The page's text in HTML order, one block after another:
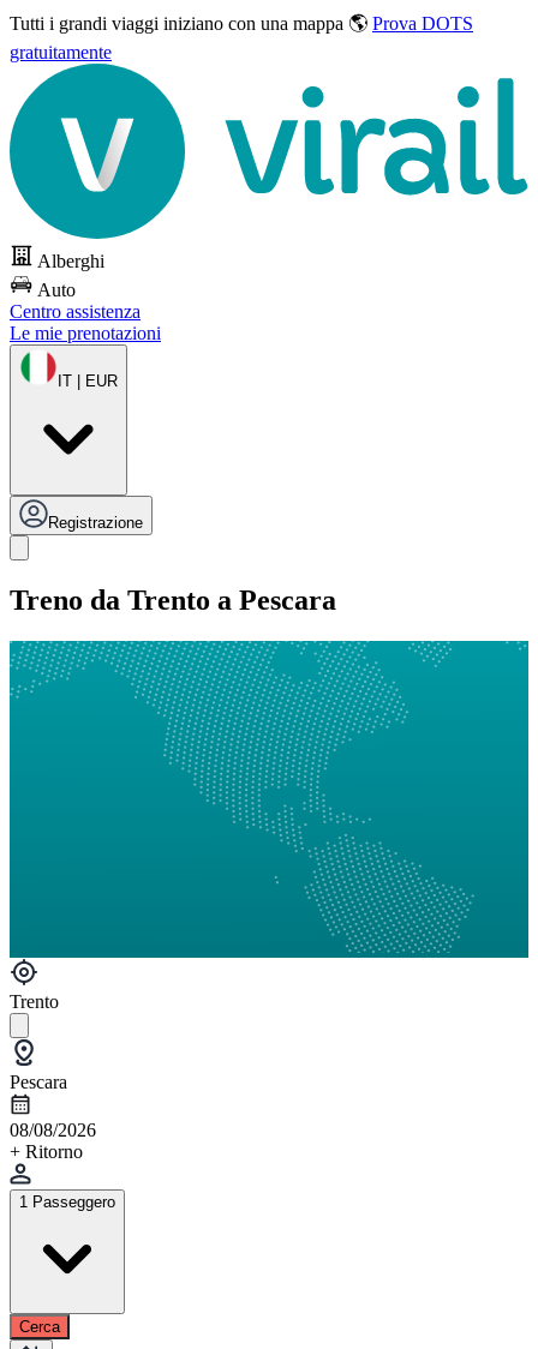
Tutti i grandi viaggi iniziano con una mappa 🌎 Prova DOTS
gratuitamente
Alberghi
Auto
Centro assistenza
Le mie prenotazioni
IT | EUR
Registrazione
Treno da Trento a Pescara
Trento
Pescara
08/08/2026
+ Ritorno
1 Passeggero
Cerca